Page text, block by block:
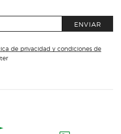
ENVIAR
de privacidad y condiciones de